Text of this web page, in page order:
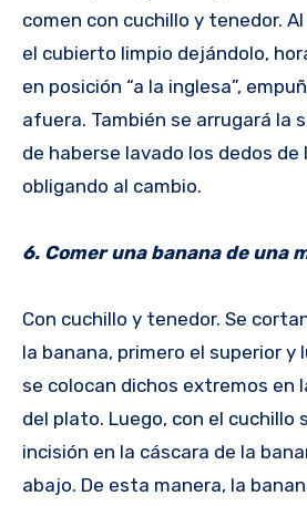
comen con cuchillo y tenedor.
el cubierto limpio dejándolo,
en posición “a la inglesa”,
afuera. También se arrugará la
de haberse lavado los dedos de
obligando al cambio.
6. Comer una banana de una
Con cuchillo y tenedor. Se
la banana, primero el superior y
se colocan dichos extremos en
del plato. Luego, con el cuchillo
incisión en la cáscara de la
abajo. De esta manera, la